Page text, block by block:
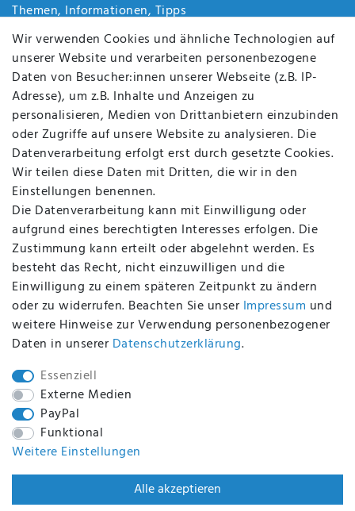
Themen, Informationen, Tipps
Jobs
Über uns
Kontakt
Datenschutz
AGB
FAQ
Batterieentsorgung
Altölverordnung
Impressum
BEQUEM UND SICHER BEZAHLEN MIT
BEI UNS SIND SIE SICHER!
WIR VERSENDEN MIT
WIR SIND ZERTIFIZIERT DURCH
Wir verwenden Cookies und ähnliche Technologien auf
unserer Website und verarbeiten personenbezogene
Daten von Besucher:innen unserer Webseite (z.B. IP-
Adresse), um z.B. Inhalte und Anzeigen zu
personalisieren, Medien von Drittanbietern einzubinden
oder Zugriffe auf unsere Website zu analysieren. Die
Datenverarbeitung erfolgt erst durch gesetzte Cookies.
Wir teilen diese Daten mit Dritten, die wir in den
Einstellungen benennen.
Die Datenverarbeitung kann mit Einwilligung oder
aufgrund eines berechtigten Interesses erfolgen. Die
Zustimmung kann erteilt oder abgelehnt werden. Es
besteht das Recht, nicht einzuwilligen und die
Einwilligung zu einem späteren Zeitpunkt zu ändern
oder zu widerrufen. Beachten Sie unser Impressum und
weitere Hinweise zur Verwendung personenbezogener
Daten in unserer Daten­schutz­erklärung.
Essenziell
Externe Medien
PayPal
Funktional
Weitere Einstellungen
Alle akzeptieren